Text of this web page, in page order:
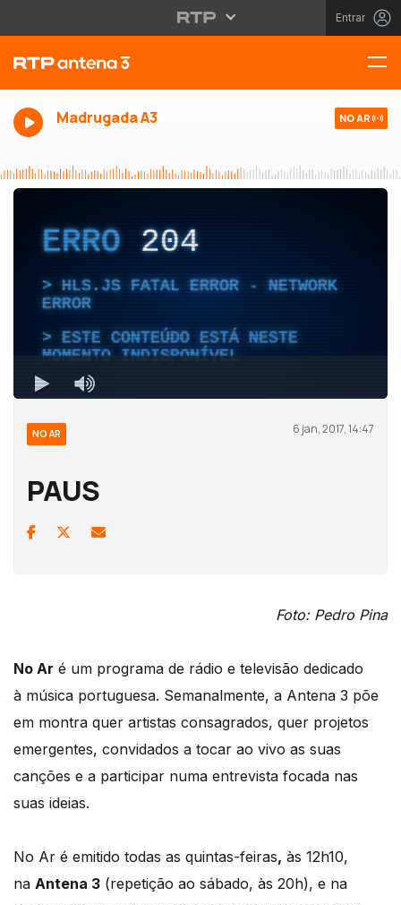
Entrar
Madrugada A3 NO AR
NO AR 6 jan, 2017, 14:47
PAUS
Foto: Pedro Pina
No Ar é um programa de rádio e televisão dedicado
à música portuguesa. Semanalmente, a Antena 3 põe
em montra quer artistas consagrados, quer projetos
emergentes, convidados a tocar ao vivo as suas
canções e a participar numa entrevista focada nas
suas ideias.
No Ar é emitido todas as quintas-feiras, às 12h10,
na Antena 3 (repetição ao sábado, às 20h), e na